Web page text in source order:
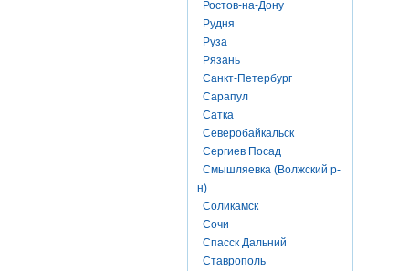
Ростов-на-Дону
Рудня
Руза
Рязань
Санкт-Петербург
Сарапул
Сатка
Северобайкальск
Сергиев Посад
Смышляевка (Волжский р-
н)
Соликамск
Сочи
Спасск Дальний
Ставрополь